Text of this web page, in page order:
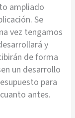
ampliado
Se
vez tengamos
y
de forma
un desarrollo
para
antes.